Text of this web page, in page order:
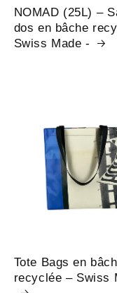
NOMAD (25L) –
dos en bâche
Swiss Made -
Tote Bags en
recyclée – Swiss